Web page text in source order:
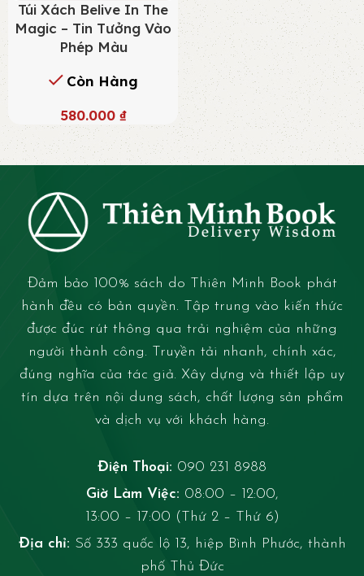
Túi Xách Belive In The
Magic – Tin Tưởng Vào
Phép Màu
Còn Hàng
580.000 ₫
Đảm bảo 100% sách do Thiên Minh Book phát
hành đều có bản quyền. Tập trung vào kiến thức
được đúc rút thông qua trải nghiệm của những
người thành công. Truyền tải nhanh, chính xác,
đúng nghĩa của tác giả. Xây dựng và thiết lập uy
tín dựa trên nội dung sách, chất lượng sản phẩm
và dịch vụ với khách hàng.
Điện Thoại: 090 231 8988
Giờ Làm Việc: 08:00 – 12:00,
13:00 – 17:00 (Thứ 2 – Thứ 6)
Địa chỉ: Số 333 quốc lộ 13, hiệp Bình Phước, thành
phố Thủ Đức